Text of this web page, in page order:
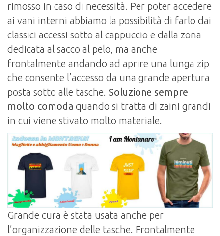
rimosso in caso di necessità. Per poter accedere
ai vani interni abbiamo la possibilità di farlo dai
classici accessi sotto al cappuccio e dalla zona
dedicata al sacco al pelo, ma anche
frontalmente andando ad aprire una lunga zip
che consente l’accesso da una grande apertura
posta sotto alle tasche. Soluzione sempre
molto comoda quando si tratta di zaini grandi
in cui viene stivato molto materiale.
Grande cura è stata usata anche per
l’organizzazione delle tasche. Frontalmente